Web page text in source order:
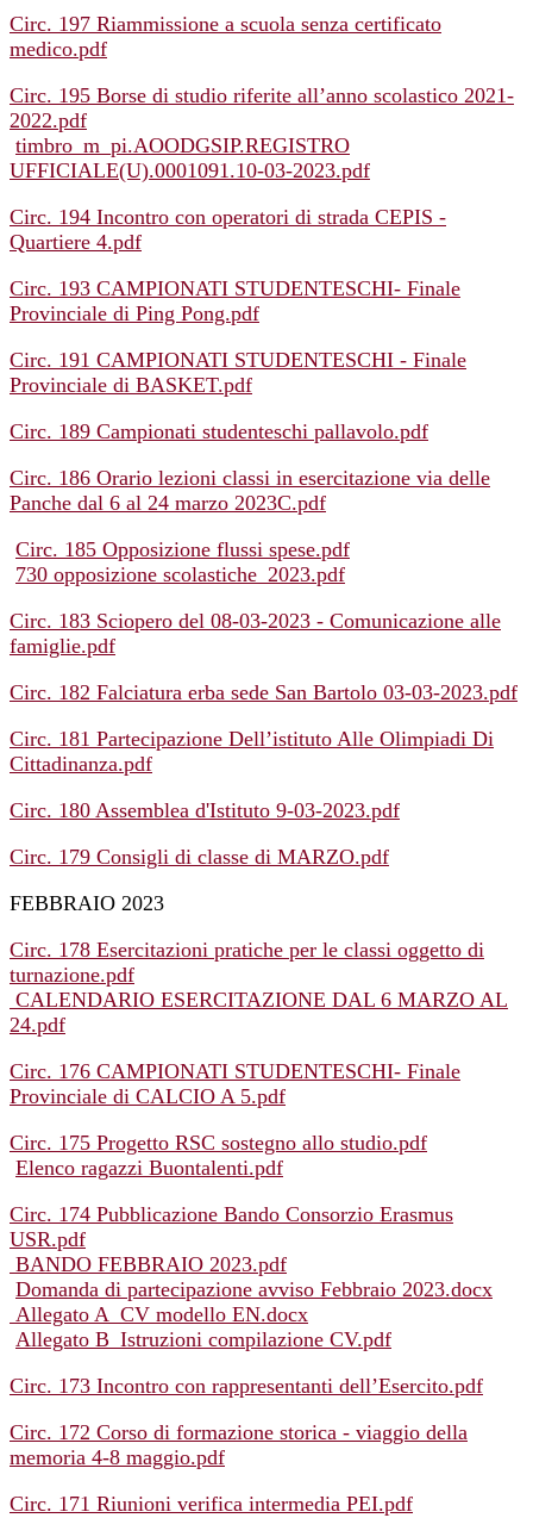
Circ. 197 Riammissione a scuola senza certificato
medico.pdf
Circ. 195 Borse di studio riferite all’anno scolastico 2021-
2022.pdf
timbro_m_pi.AOODGSIP.REGISTRO
UFFICIALE(U).0001091.10-03-2023.pdf
Circ. 194 Incontro con operatori di strada CEPIS -
Quartiere 4.pdf
Circ. 193 CAMPIONATI STUDENTESCHI- Finale
Provinciale di Ping Pong.pdf
Circ. 191 CAMPIONATI STUDENTESCHI - Finale
Provinciale di BASKET.pdf
Circ. 189 Campionati studenteschi pallavolo.pdf
Circ. 186 Orario lezioni classi in esercitazione via delle
Panche dal 6 al 24 marzo 2023C.pdf
Circ. 185 Opposizione flussi spese.pdf
730 opposizione scolastiche_2023.pdf
Circ. 183 Sciopero del 08-03-2023 - Comunicazione alle
famiglie.pdf
Circ. 182 Falciatura erba sede San Bartolo 03-03-2023.pdf
Circ. 181 Partecipazione Dell’istituto Alle Olimpiadi Di
Cittadinanza.pdf
Circ. 180 Assemblea d'Istituto 9-03-2023.pdf
Circ. 179 Consigli di classe di MARZO.pdf
FEBBRAIO 2023
Circ. 178 Esercitazioni pratiche per le classi oggetto di
turnazione.pdf
CALENDARIO ESERCITAZIONE DAL 6 MARZO AL
24.pdf
Circ. 176 CAMPIONATI STUDENTESCHI- Finale
Provinciale di CALCIO A 5.pdf
Circ. 175 Progetto RSC sostegno allo studio.pdf
Elenco ragazzi Buontalenti.pdf
Circ. 174 Pubblicazione Bando Consorzio Erasmus
USR.pdf
BANDO FEBBRAIO 2023.pdf
Domanda di partecipazione avviso Febbraio 2023.docx
Allegato A_CV modello EN.docx
Allegato B_Istruzioni compilazione CV.pdf
Circ. 173 Incontro con rappresentanti dell’Esercito.pdf
Circ. 172 Corso di formazione storica - viaggio della
memoria 4-8 maggio.pdf
Circ. 171 Riunioni verifica intermedia PEI.pdf